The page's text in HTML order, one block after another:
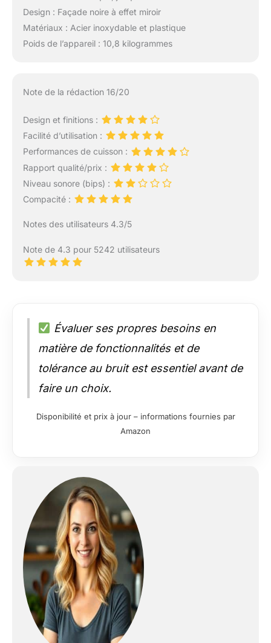
Design : Façade noire à effet miroir
Matériaux : Acier inoxydable et plastique
Poids de l’appareil : 10,8 kilogrammes
Note de la rédaction 16/20
Design et finitions :
Facilité d’utilisation :
Performances de cuisson :
Rapport qualité/prix :
Niveau sonore (bips) :
Compacité :
Notes des utilisateurs 4.3/5
Note de 4.3 pour 5242 utilisateurs
Évaluer ses propres besoins en
matière de fonctionnalités et de
tolérance au bruit est essentiel avant de
faire un choix.
Disponibilité et prix à jour – informations fournies par
Amazon